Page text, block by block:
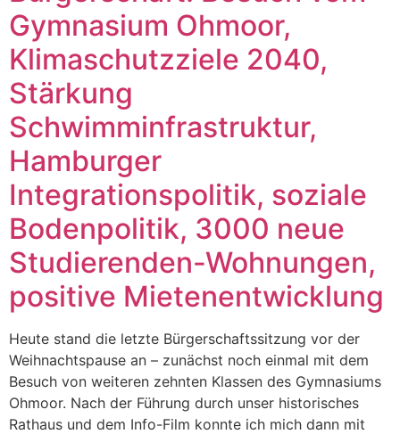
Gymnasium Ohmoor,
Klimaschutzziele 2040,
Stärkung
Schwimminfrastruktur,
Hamburger
Integrationspolitik, soziale
Bodenpolitik, 3000 neue
Studierenden-Wohnungen,
positive Mietenentwicklung
Heute stand die letzte Bürgerschaftssitzung vor der
Weihnachtspause an – zunächst noch einmal mit dem
Besuch von weiteren zehnten Klassen des Gymnasiums
Ohmoor. Nach der Führung durch unser historisches
Rathaus und dem Info-Film konnte ich mich dann mit